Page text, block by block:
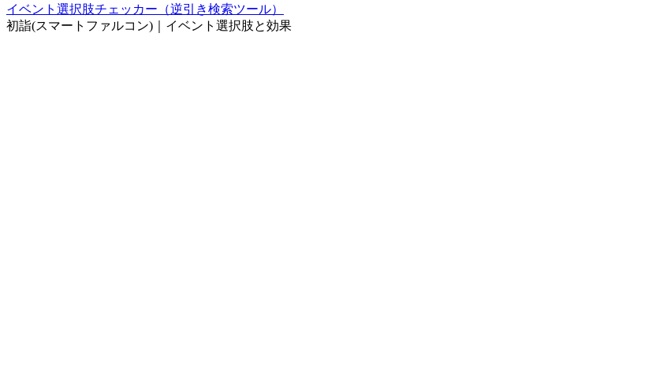
イベント選択肢チェッカー（逆引き検索ツール）
初詣(スマートファルコン)｜イベント選択肢と効果